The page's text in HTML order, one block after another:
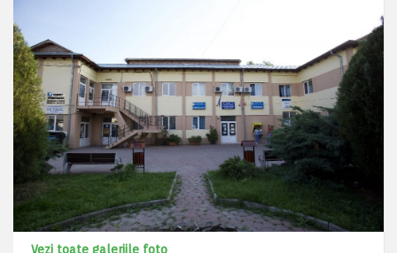
Vezi toate galeriile foto